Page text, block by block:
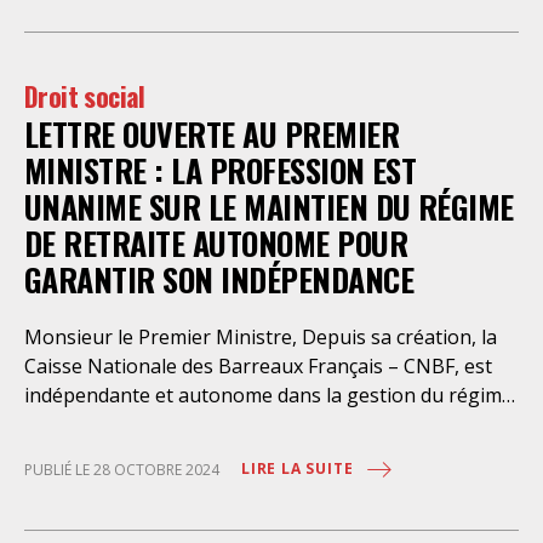
place les avocats titulaires dans une situation de
Droit social
LETTRE OUVERTE AU PREMIER
MINISTRE : LA PROFESSION EST
UNANIME SUR LE MAINTIEN DU RÉGIME
DE RETRAITE AUTONOME POUR
GARANTIR SON INDÉPENDANCE
Monsieur le Premier Ministre, Depuis sa création, la
Caisse Nationale des Barreaux Français – CNBF, est
indépendante et autonome dans la gestion du régime
coûte le moindre euro à l’Etat. S’agissant d’un régime
PUBLIÉ LE 28 OCTOBRE 2024 LIRE LA SUITE